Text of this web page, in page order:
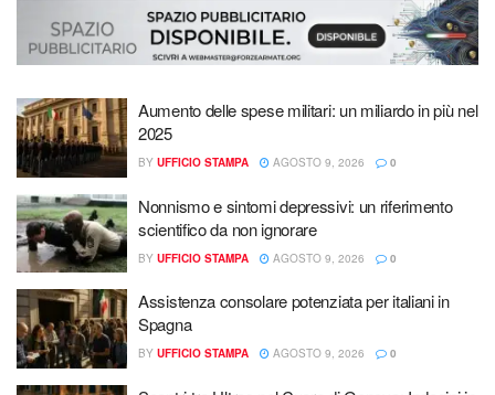
Aumento delle spese militari: un miliardo in più nel
2025
BY UFFICIO STAMPA AGOSTO 9, 2026 0
Nonnismo e sintomi depressivi: un riferimento
scientifico da non ignorare
BY UFFICIO STAMPA AGOSTO 9, 2026 0
Assistenza consolare potenziata per italiani in
Spagna
BY UFFICIO STAMPA AGOSTO 9, 2026 0